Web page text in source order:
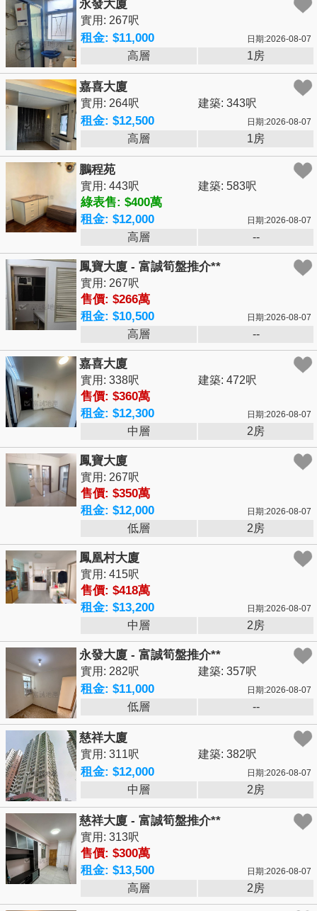
永發大廈
實用: 267呎
租金: $11,000 日期:2026-08-07
高層 1房
嘉喜大廈
實用: 264呎 建築: 343呎
租金: $12,500 日期:2026-08-07
高層 1房
鵬程苑
實用: 443呎 建築: 583呎
綠表售: $400萬
租金: $12,000
日期:2026-08-07
高層 --
鳳寶大廈 - 富誠筍盤推介**
實用: 267呎
售價: $266萬
租金: $10,500
日期:2026-08-07
高層 --
嘉喜大廈
實用: 338呎 建築: 472呎
售價: $360萬
租金: $12,300
日期:2026-08-07
中層 2房
鳳寶大廈
實用: 267呎
售價: $350萬
租金: $12,000
日期:2026-08-07
低層 2房
鳳凰村大廈
實用: 415呎
售價: $418萬
租金: $13,200
日期:2026-08-07
中層 2房
永發大廈 - 富誠筍盤推介**
實用: 282呎 建築: 357呎
租金: $11,000 日期:2026-08-07
低層 --
慈祥大廈
實用: 311呎 建築: 382呎
租金: $12,000 日期:2026-08-07
中層 2房
慈祥大廈 - 富誠筍盤推介**
實用: 313呎
售價: $300萬
租金: $13,500
日期:2026-08-07
高層 2房